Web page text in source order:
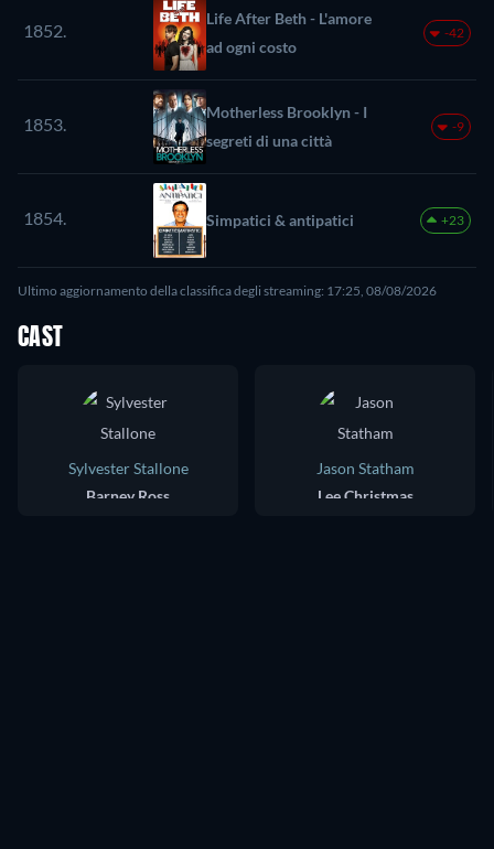
1852.
Life After Beth - L'amore
ad ogni costo
-42
1853.
Motherless Brooklyn - I
segreti di una città
-9
1854. Simpatici & antipatici +23
Ultimo aggiornamento della classifica degli streaming: 17:25, 08/08/2026
CAST
Sylvester Stallone
Barney Ross
Jason Statham
Lee Christmas